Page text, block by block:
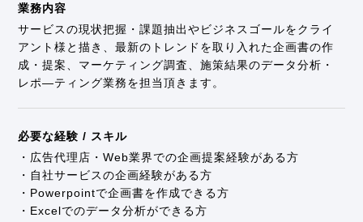
業務内容
サービスの現状把握・課題抽出やビジネスゴールをクライ
アント様と描き、最新のトレンドを取り入れた企画書の作
成・提案、マーケティング調査、施策結果のデータ分析・
レポ―ティング業務を担当頂きます。
必要な経験 / スキル
・広告代理店・Web業界での企画提案経験がある方
・自社サービスの企画経験がある方
・Powerpointで企画書を作成できる方
・Excelでのデータ分析ができる方